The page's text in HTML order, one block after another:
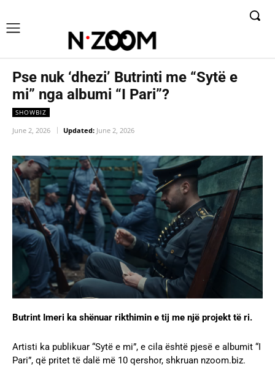
Pse nuk ‘dhezi’ Butrinti me “Sytë e
mi” nga albumi “I Pari”?
SHOWBIZ
June 2, 2026 Updated: June 2, 2026
Butrint Imeri ka shënuar rikthimin e tij me një projekt të ri.
Artisti ka publikuar “Sytë e mi”, e cila është pjesë e albumit “I
Pari”, që pritet të dalë më 10 qershor, shkruan nzoom.biz.